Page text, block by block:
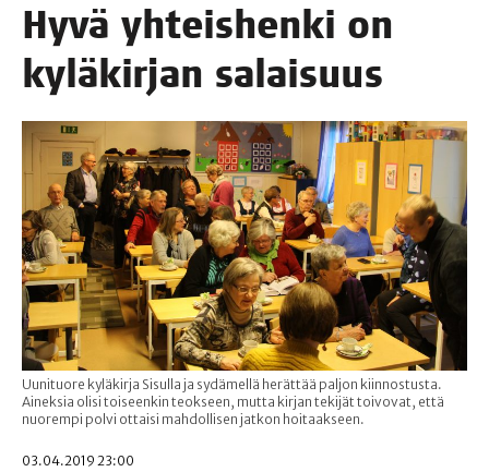
Hyvä yhteis­hen­ki on
kylä­kir­jan salaisuus
Uunituore kyläkirja Sisulla ja sydämellä herättää paljon kiinnostusta.
Aineksia olisi toiseenkin teokseen, mutta kirjan tekijät toivovat, että
nuorempi polvi ottaisi mahdollisen jatkon hoitaakseen.
03.04.2019 23:00